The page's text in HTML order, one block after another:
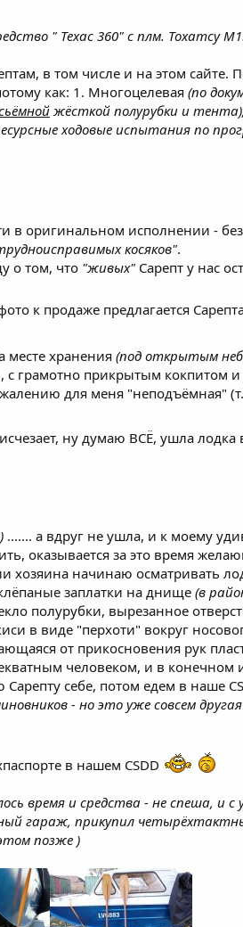
" Техас 360" с плм. Тохатсу
в том числе и на этом сайте.
как: 1. Многоцелевая (по
жёсткой полурубки и
ходовые испытания по
в оригинальном исполнении -
косяков".
о том, что "живых" Сарепт у нас
к продаже предлагается
месте хранения (под открытым
грамотно прикрытым кокпитом
для меня "неподъёмная"
ну думаю ВСЁ, ушла лодка
....... а вдруг не ушла, и к моему
оказывается за это время
хозяина начинаю осматривать
заплатки на днище (в
полурубки, вырезанное
в виде "перхоти" вокруг
от прикосновения рук
человеком, и в конечном
себе, потом едем в наше
- но это уже совсем другая
в нашем CSDD
время и средства - не спеша, и
гараж, прикупил
позже )